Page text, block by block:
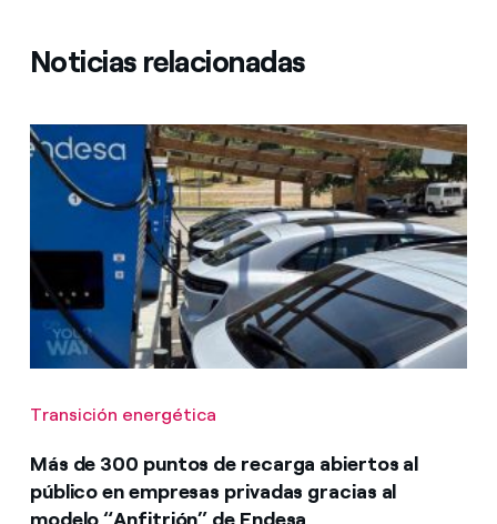
Noticias relacionadas
Transición energética
Más de 300 puntos de recarga abiertos al
público en empresas privadas gracias al